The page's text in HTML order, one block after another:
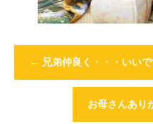
← 兄弟仲良く・・・いいで
お母さんあり